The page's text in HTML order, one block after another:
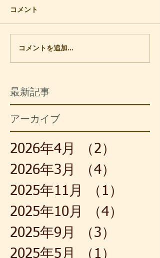
けられて、青年時代の知人と
りになります。かつて私は日
立製作所の社員でした。配属
実験装置とか、リニアモータ
ーカーの浮上装置のような物
です。これは最先端の部署で
学ぶようにと、担当課長の配
慮によるものです。それで
も、わたし自身は、連日の単
調な作業に飽き飽きしていま
した。
コメント
コメントを追加…
最新記事
アーカイブ
2026年4月 （2）
2026年3月
（4）
2025年11月
（1）
2025年10月
（4）
2025年9月
（3）
2025年5月
（1）